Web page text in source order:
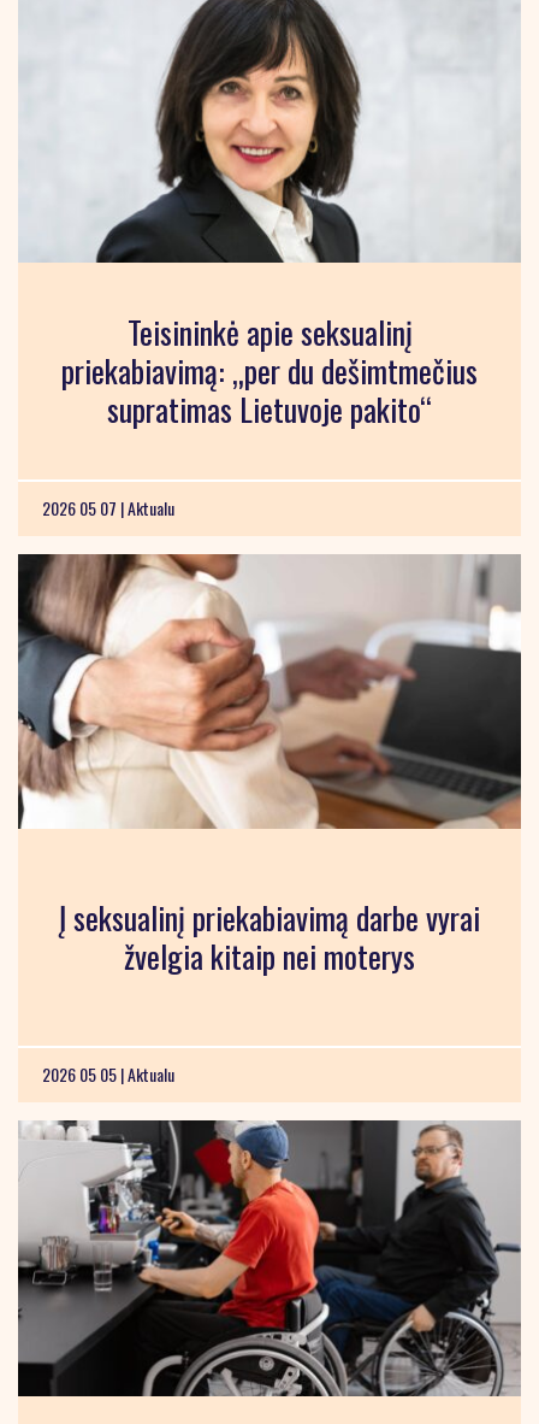
Teisininkė apie seksualinį
priekabiavimą: „per du dešimtmečius
supratimas Lietuvoje pakito“
2026 05 07 |Aktualu
Į seksualinį priekabiavimą darbe vyrai
žvelgia kitaip nei moterys
2026 05 05 |Aktualu